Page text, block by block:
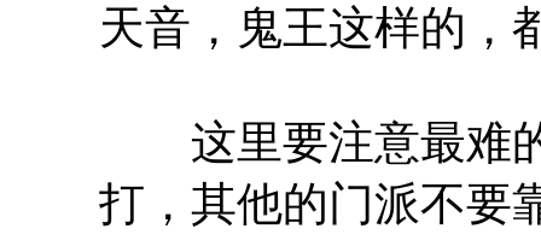
天音，鬼王这样的，
这里要注意最难的
打，其他的门派不要